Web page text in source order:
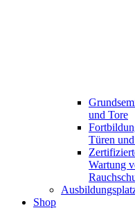
und Tore
Türen
Wartung
Shop